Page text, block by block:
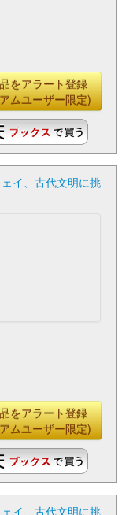
をアラート登録
ムユーザー限定)
イ、古代文明に挑
をアラート登録
ムユーザー限定)
イ、古代文明に挑